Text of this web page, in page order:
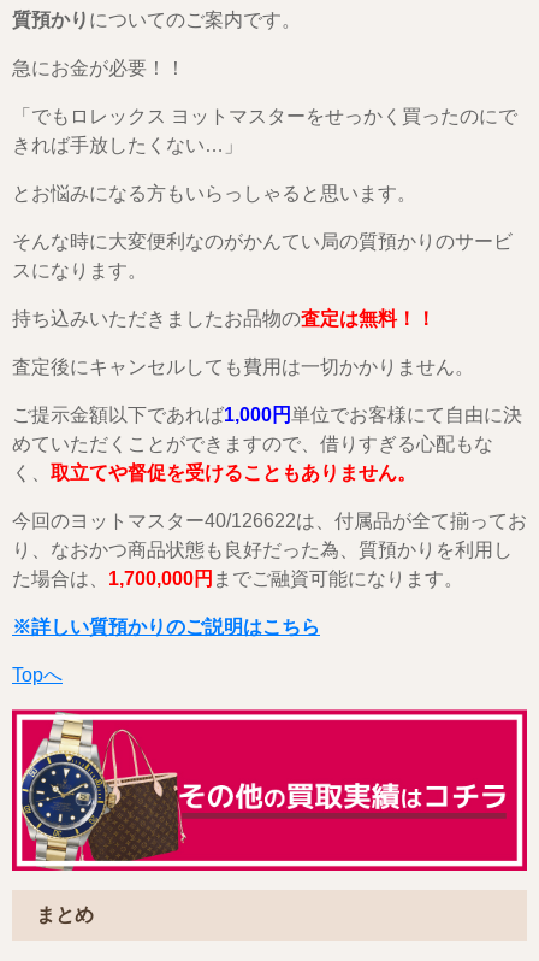
質預かり についてのご案内です。
急にお金が必要！！
「でもロレックス ヨットマスターをせっかく買ったのにで
きれば手放したくない…」
とお悩みになる方もいらっしゃると思います。
そんな時に大変便利なのがかんてい局の質預かりのサービ
スになります。
持ち込みいただきましたお品物の査定は無料！！
査定後にキャンセルしても費用は一切かかりません。
ご提示金額以下であれば1,000円単位でお客様にて自由に決
めていただくことができますので、借りすぎる心配もな
く、 取立てや督促を受けることもありません。
今回のヨットマスター40/126622は、付属品が全て揃ってお
り、なおかつ商品状態も良好だった為、質預かりを利用し
た場合は、 1,700,000円 までご融資可能になります。
※詳しい質預かりのご説明はこちら
Topへ
まとめ